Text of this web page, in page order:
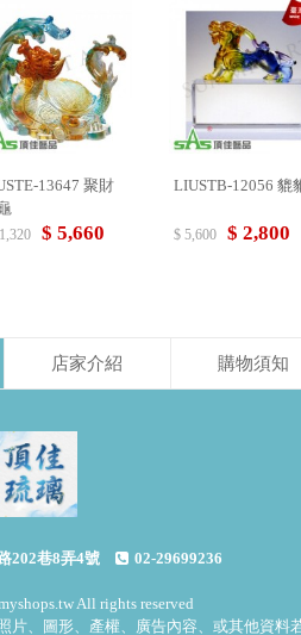
13647 聚財
$ 5,660
LIUSTB-12056 貔
$ 5,600 $ 2,800
店家介紹 購物須知
202巷8弄4號 02-29699236
All rights reserved
、圖形、產權、廣告內容、或其他資